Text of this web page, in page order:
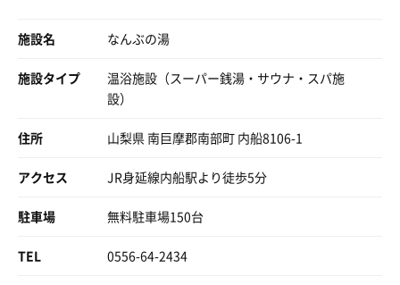
か柔らかい感じがするんですよね✨
「気持ちよくクールダウンする」方向性。
サウナ→水風呂→外気浴の流れがかなり自然で、“ゆるく
整う”感覚が強い施設でした🌿
外気浴も静か。南部町の空気感込みで癒されます。
ガツン系というより、「田舎の温泉地で心をリセットする
だんなさんはもうひとっ風呂と浴室に向かいましたが、私
はコミック読みつつ休憩。
大好きな《薬屋のひとりごと》を見つけて5巻を読み始め
たけれど、1巻読み終わる前に戻って来た…もうちょっと
ゆっくりしてくれても良かったのに(笑)
再び中部横断自動車道に乗って東名経由で西の方へ。
た後に水風呂⇒外気浴。時刻はまだ15時20分でしたが、向
没･･･💣でもしっかりととのいました♪
揚げ定食」をオーダーしました。手作りのゆで卵がゴロゴ
なんの♪いつもより空腹だったのは否めませんが･･･💣
1時間程仮眠を取り浴場へ。18時過ぎにはかなり空いてき
ンソフトをいただき20時過ぎになんぶの湯を後にしまし
施設名 なんぶの湯
施設タイプ
温浴施設（スーパー銭湯・サウナ・スパ施
設）
住所 山梨県 南巨摩郡南部町 内船8106-1
アクセス JR身延線内船駅より徒歩5分
駐車場 無料駐車場150台
TEL 0556-64-2434